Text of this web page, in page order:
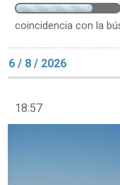
coincidencia con la
6 / 8 / 2026
18:57